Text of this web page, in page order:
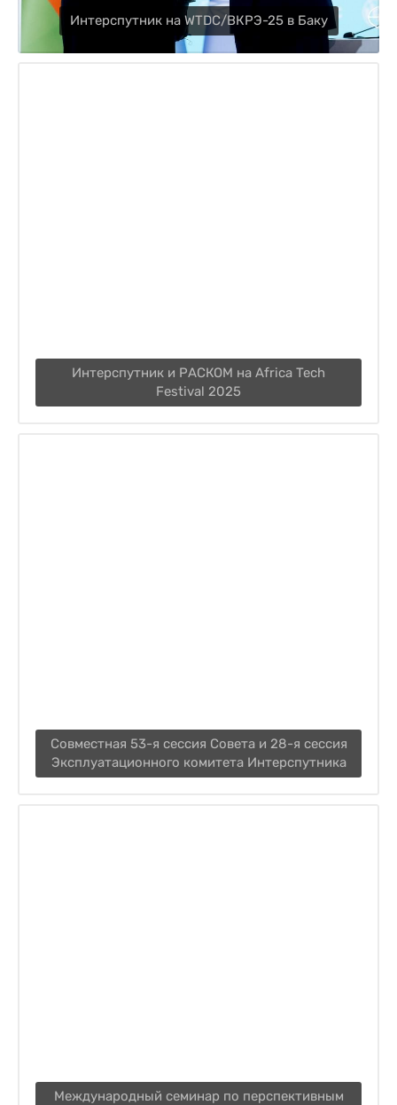
Интерспутник на WTDC/ВКРЭ-25 в Баку
Интерспутник и РАСКОМ на Africa Tech
Festival 2025
Cовместная 53-я сессия Совета и 28-я сессия
Эксплуатационного комитета Интерспутника
Международный семинар по перспективным